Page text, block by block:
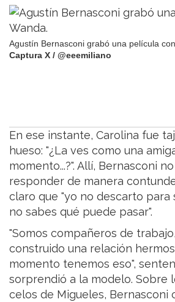
Agustín Bernasconi grabó una película con
Captura X / @eeemiliano
En ese instante, Carolina fue
hueso: "¿La ves como una
momento...?". Allí, Bernasconi
responder de manera
claro que "yo no descarto para
no sabes qué puede pasar".
"Somos compañeros de
construido una relación
momento tenemos eso",
sorprendió a la modelo. Sobre
celos de Migueles, Bernasconi